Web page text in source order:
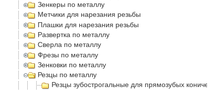
Зенкеры по металлу
Метчики для нарезания резьбы
Плашки для нарезания резьбы
Развертка по металлу
Сверла по металлу
Фрезы по металлу
Зенковки по металлу
Резцы по металлу
Резцы зубострогальные для прямозубых